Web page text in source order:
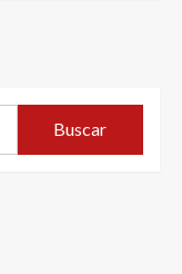
Buscar